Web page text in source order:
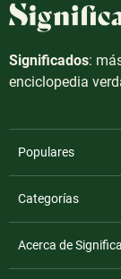
Significados:
enciclopedia
Populares
Categorías
Acerca de